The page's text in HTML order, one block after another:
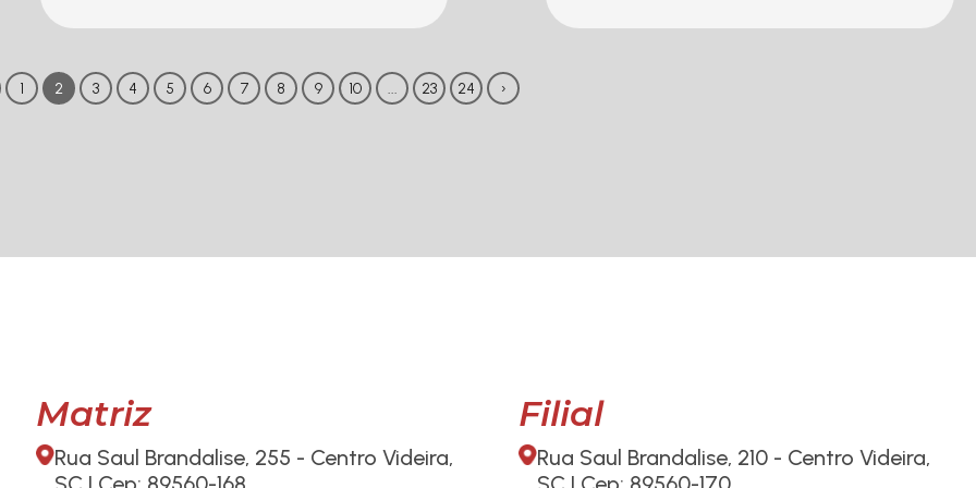
1 2 3 4 5 6 7 8 9 10 ... 23 24 ›
Matriz
Rua Saul Brandalise, 255 - Centro Videira,
Filial
Rua Saul Brandalise, 210 - Centro Videira,